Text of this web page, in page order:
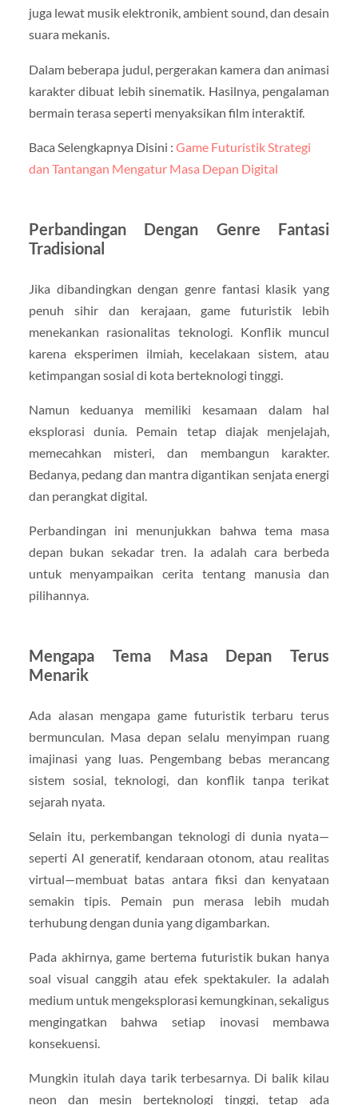
juga lewat musik elektronik, ambient sound, dan desain
suara mekanis.
Dalam beberapa judul, pergerakan kamera dan animasi
karakter dibuat lebih sinematik. Hasilnya, pengalaman
bermain terasa seperti menyaksikan film interaktif.
Baca Selengkapnya Disini : Game Futuristik Strategi
dan Tantangan Mengatur Masa Depan Digital
Perbandingan Dengan Genre Fantasi
Tradisional
Jika dibandingkan dengan genre fantasi klasik yang
penuh sihir dan kerajaan, game futuristik lebih
menekankan rasionalitas teknologi. Konflik muncul
karena eksperimen ilmiah, kecelakaan sistem, atau
ketimpangan sosial di kota berteknologi tinggi.
Namun keduanya memiliki kesamaan dalam hal
eksplorasi dunia. Pemain tetap diajak menjelajah,
memecahkan misteri, dan membangun karakter.
Bedanya, pedang dan mantra digantikan senjata energi
dan perangkat digital.
Perbandingan ini menunjukkan bahwa tema masa
depan bukan sekadar tren. Ia adalah cara berbeda
untuk menyampaikan cerita tentang manusia dan
pilihannya.
Mengapa Tema Masa Depan Terus
Menarik
Ada alasan mengapa game futuristik terbaru terus
bermunculan. Masa depan selalu menyimpan ruang
imajinasi yang luas. Pengembang bebas merancang
sistem sosial, teknologi, dan konflik tanpa terikat
sejarah nyata.
Selain itu, perkembangan teknologi di dunia nyata—
seperti AI generatif, kendaraan otonom, atau realitas
virtual—membuat batas antara fiksi dan kenyataan
semakin tipis. Pemain pun merasa lebih mudah
terhubung dengan dunia yang digambarkan.
Pada akhirnya, game bertema futuristik bukan hanya
soal visual canggih atau efek spektakuler. Ia adalah
medium untuk mengeksplorasi kemungkinan, sekaligus
mengingatkan bahwa setiap inovasi membawa
konsekuensi.
Mungkin itulah daya tarik terbesarnya. Di balik kilau
neon dan mesin berteknologi tinggi, tetap ada